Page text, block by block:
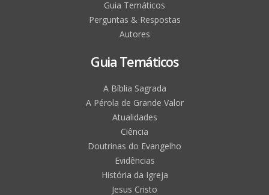
Guia Temáticos
Perguntas & Respostas
Autores
Guia Temáticos
A Bíblia Sagrada
A Pérola de Grande Valor
Atualidades
Ciência
Doutrinas do Evangelho
Evidências
História da Igreja
Jesus Cristo